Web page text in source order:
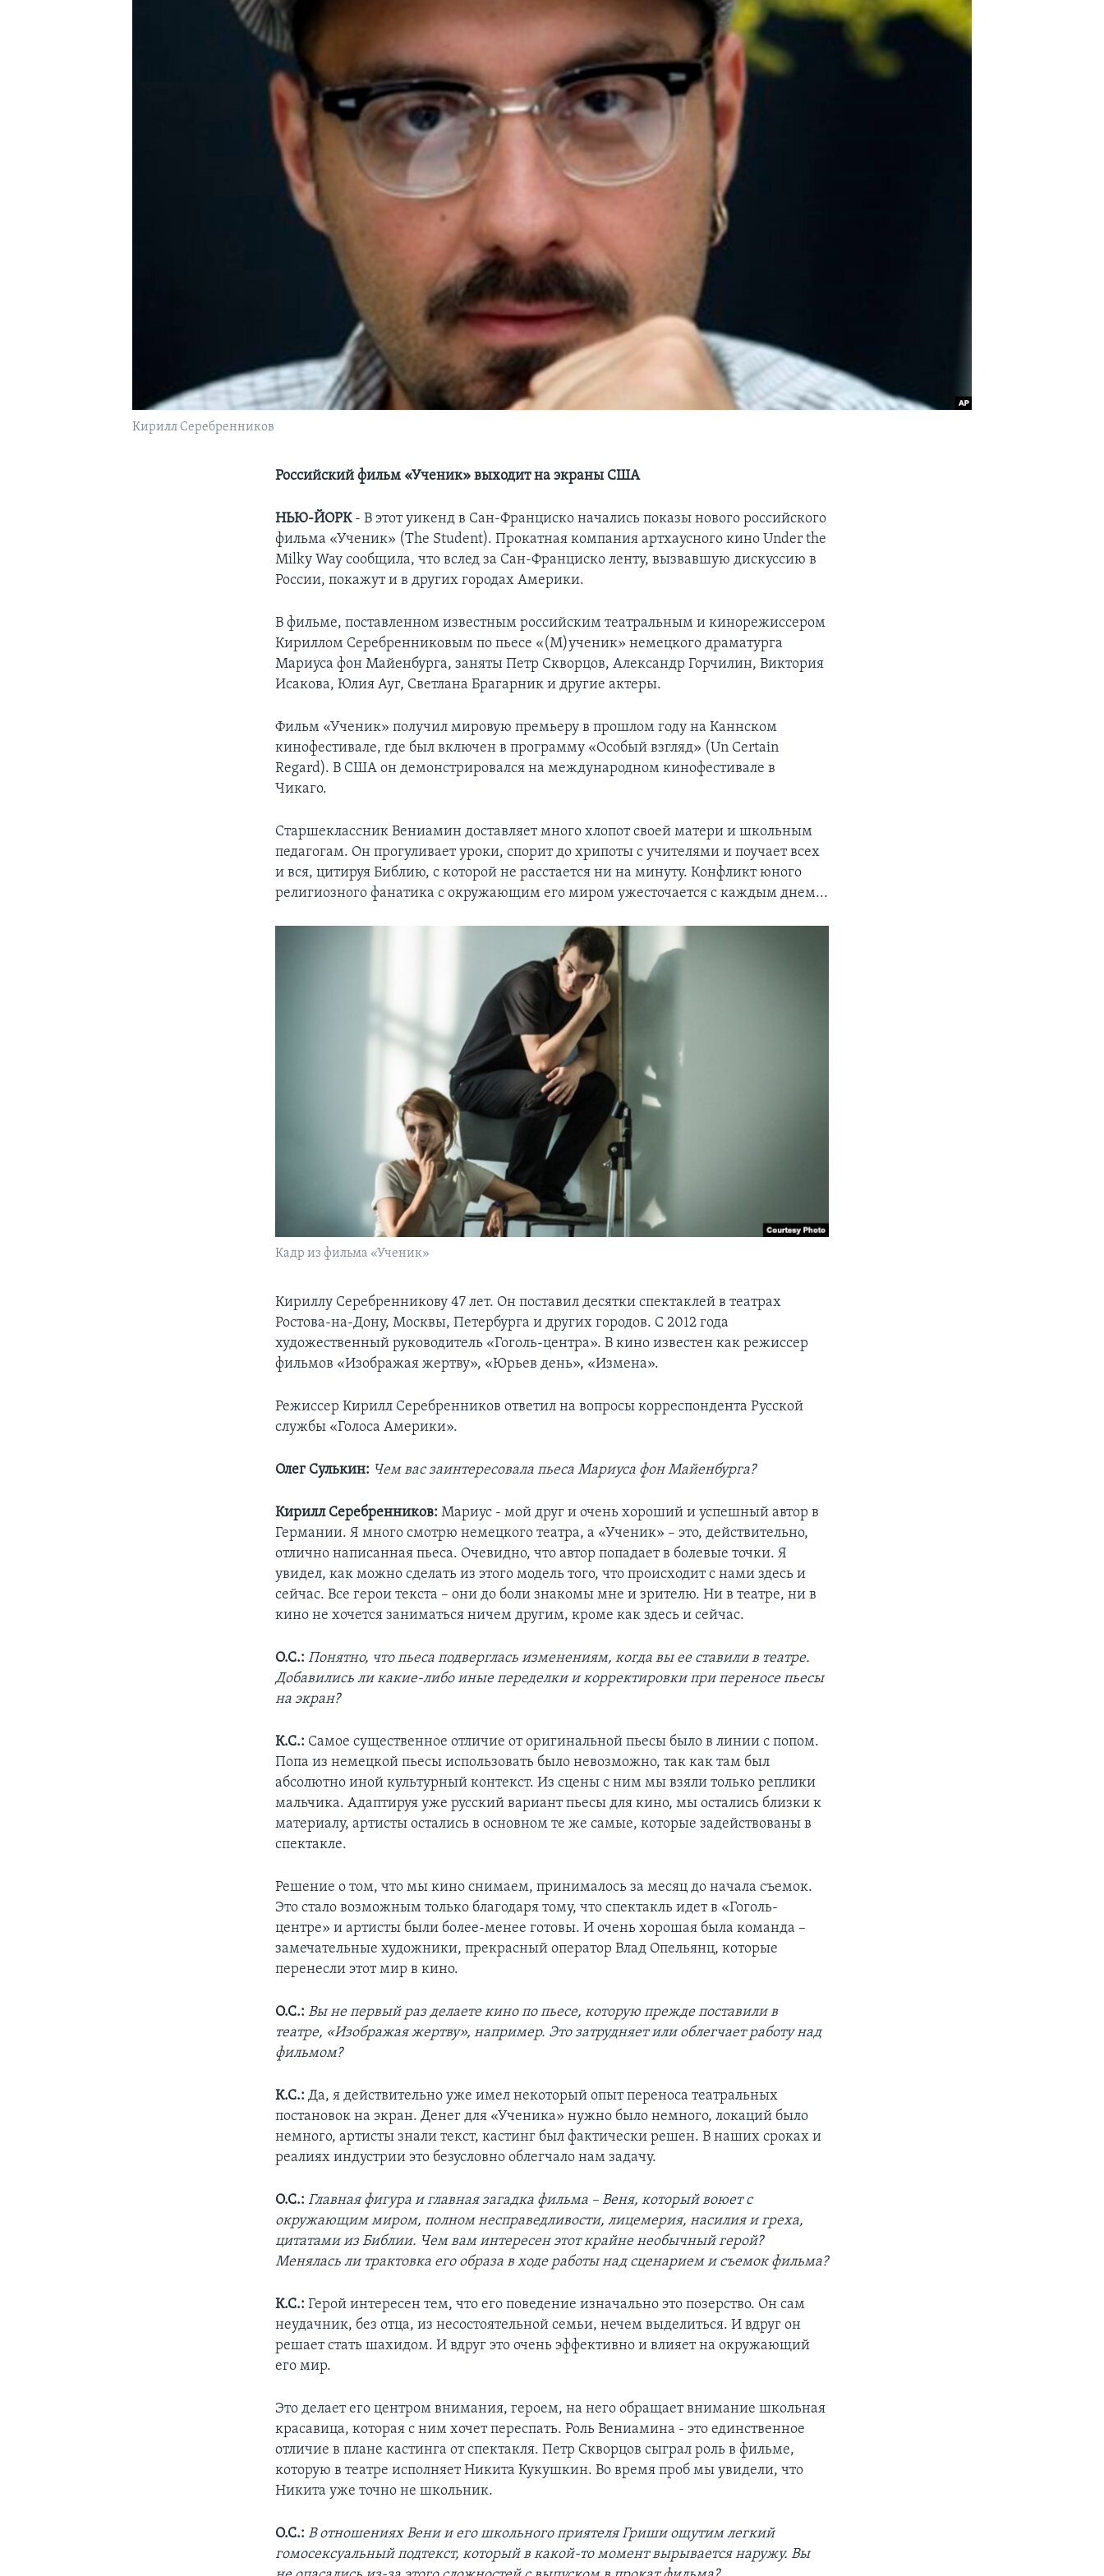
Кирилл Серебренников
Российский фильм «Ученик» выходит на экраны США
НЬЮ-ЙОРК- В этот уикенд в Сан-Франциско начались показы нового российского
фильма «Ученик» (The Student). Прокатная компания артхаусного кино Under the
Milky Way сообщила, что вслед за Сан-Франциско ленту, вызвавшую дискуссию в
России, покажут и в других городах Америки.
В фильме, поставленном известным российским театральным и кинорежиссером
Кириллом Серебренниковым по пьесе «(М)ученик» немецкого драматурга
Мариуса фон Майенбурга, заняты Петр Скворцов, Александр Горчилин, Виктория
Исакова, Юлия Ауг, Светлана Брагарник и другие актеры.
Фильм «Ученик» получил мировую премьеру в прошлом году на Каннском
кинофестивале, где был включен в программу «Особый взгляд» (Un Certain
Regard). В США он демонстрировался на международном кинофестивале в
Чикаго.
Старшеклассник Вениамин доставляет много хлопот своей матери и школьным
педагогам. Он прогуливает уроки, спорит до хрипоты с учителями и поучает всех
и вся, цитируя Библию, с которой не расстается ни на минуту. Конфликт юного
религиозного фанатика с окружающим его миром ужесточается с каждым днем...
Кадр из фильма «Ученик»
Кириллу Серебренникову 47 лет. Он поставил десятки спектаклей в театрах
Ростова-на-Дону, Москвы, Петербурга и других городов. С 2012 года
художественный руководитель «Гоголь-центра». В кино известен как режиссер
фильмов «Изображая жертву», «Юрьев день», «Измена».
Режиссер Кирилл Серебренников ответил на вопросы корреспондента Русской
службы «Голоса Америки».
Олег Сулькин: Чем вас заинтересовала пьеса Мариуса фон Майенбурга?
Кирилл Серебренников: Мариус - мой друг и очень хороший и успешный автор в
Германии. Я много смотрю немецкого театра, а «Ученик» – это, действительно,
отлично написанная пьеса. Очевидно, что автор попадает в болевые точки. Я
увидел, как можно сделать из этого модель того, что происходит с нами здесь и
сейчас. Все герои текста – они до боли знакомы мне и зрителю. Ни в театре, ни в
кино не хочется заниматься ничем другим, кроме как здесь и сейчас.
О.С.: Понятно, что пьеса подверглась изменениям, когда вы ее ставили в театре.
Добавились ли какие-либо иные переделки и корректировки при переносе пьесы
на экран?
К.С.: Самое существенное отличие от оригинальной пьесы было в линии с попом.
Попа из немецкой пьесы использовать было невозможно, так как там был
абсолютно иной культурный контекст. Из сцены с ним мы взяли только реплики
мальчика. Адаптируя уже русский вариант пьесы для кино, мы остались близки к
материалу, артисты остались в основном те же самые, которые задействованы в
спектакле.
Решение о том, что мы кино снимаем, принималось за месяц до начала съемок.
Это стало возможным только благодаря тому, что спектакль идет в «Гоголь-
центре» и артисты были более-менее готовы. И очень хорошая была команда –
замечательные художники, прекрасный оператор Влад Опельянц, которые
перенесли этот мир в кино.
О.С.:Вы не первый раз делаете кино по пьесе, которую прежде поставили в
театре, «Изображая жертву», например. Это затрудняет или облегчает работу над
фильмом?
К.С.: Да, я действительно уже имел некоторый опыт переноса театральных
постановок на экран. Денег для «Ученика» нужно было немного, локаций было
немного, артисты знали текст, кастинг был фактически решен. В наших сроках и
реалиях индустрии это безусловно облегчало нам задачу.
О.С.: Главная фигура и главная загадка фильма – Веня, который воюет с
окружающим миром, полном несправедливости, лицемерия, насилия и греха,
цитатами из Библии. Чем вам интересен этот крайне необычный герой?
Менялась ли трактовка его образа в ходе работы над сценарием и съемок фильма?
К.С.: Герой интересен тем, что его поведение изначально это позерство. Он сам
неудачник, без отца, из несостоятельной семьи, нечем выделиться. И вдруг он
решает стать шахидом. И вдруг это очень эффективно и влияет на окружающий
его мир.
Это делает его центром внимания, героем, на него обращает внимание школьная
красавица, которая с ним хочет переспать. Роль Вениамина - это единственное
отличие в плане кастинга от спектакля. Петр Скворцов сыграл роль в фильме,
которую в театре исполняет Никита Кукушкин. Во время проб мы увидели, что
Никита уже точно не школьник.
О.С.: В отношениях Вени и его школьного приятеля Гриши ощутим легкий
гомосексуальный подтекст, который в какой-то момент вырывается наружу. Вы